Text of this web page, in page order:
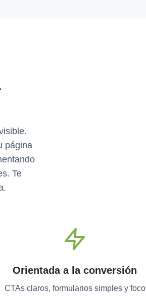
página
Te
Orientada a la conversión
CTAs claros, formularios simples y foco